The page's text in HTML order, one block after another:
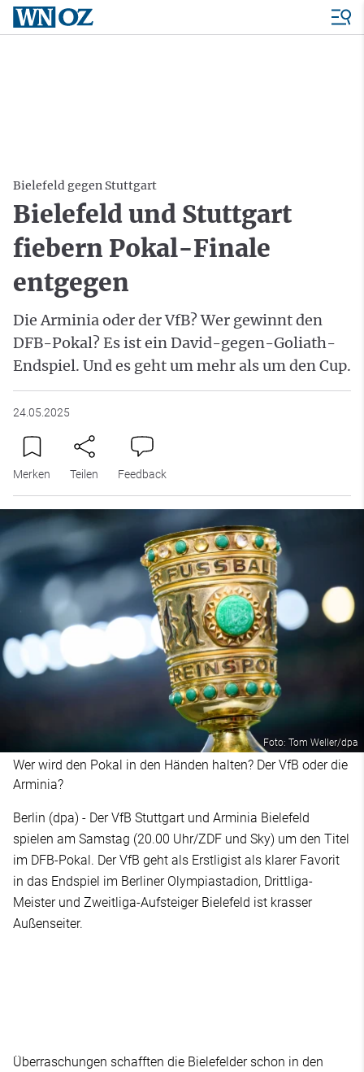
Bielefeld gegen Stuttgart
Bielefeld und Stuttgart
fiebern Pokal-Finale
entgegen
Die Arminia oder der VfB? Wer gewinnt den
DFB-Pokal? Es ist ein David-gegen-Goliath-
Endspiel. Und es geht um mehr als um den Cup.
24.05.2025
Merken Teilen Feedback
Foto: Tom Weller/dpa
Wer wird den Pokal in den Händen halten? Der VfB oder die
Arminia?
Berlin (dpa) - Der VfB Stuttgart und Arminia Bielefeld
spielen am Samstag (20.00 Uhr/ZDF und Sky) um den Titel
im DFB-Pokal. Der VfB geht als Erstligist als klarer Favorit
in das Endspiel im Berliner Olympiastadion, Drittliga-
Meister und Zweitliga-Aufsteiger Bielefeld ist krasser
Außenseiter.
Überraschungen schafften die Bielefelder schon in den